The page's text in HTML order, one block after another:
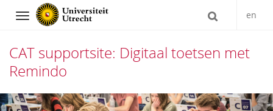
Navigation en
CAT supportsite: Digitaal toetsen met
Remindo
Direct